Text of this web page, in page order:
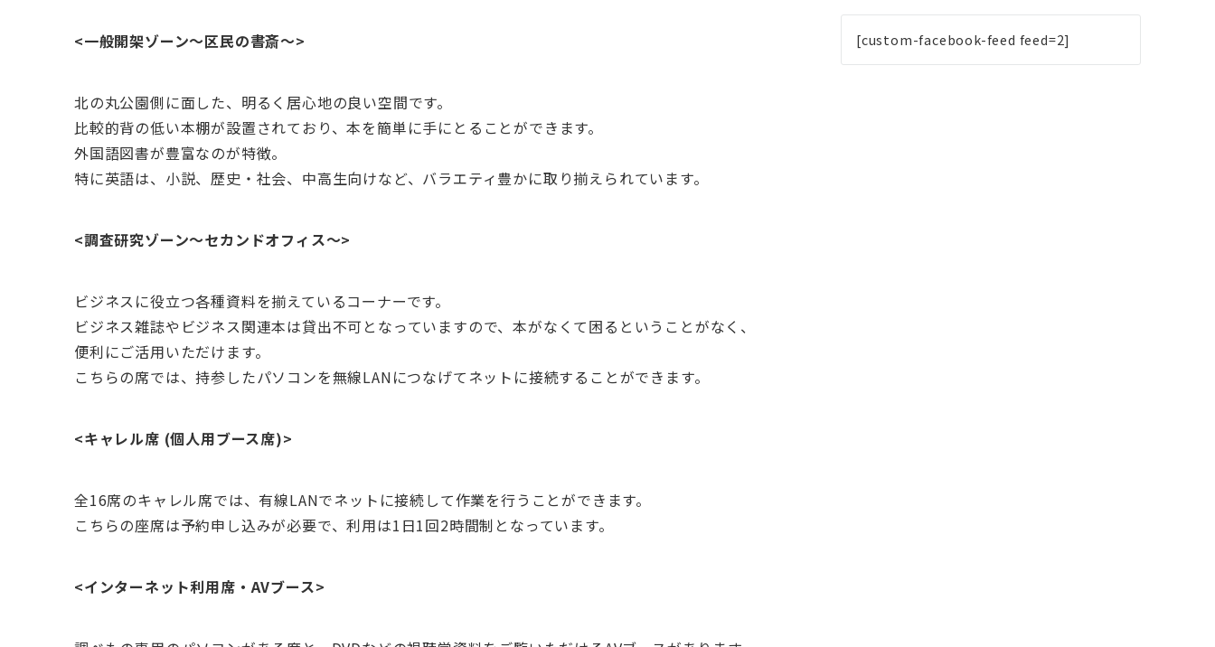
<一般開架ゾーン～区民の書斎～>
北の丸公園側に面した、明るく居心地の良い空間です。
比較的背の低い本棚が設置されており、本を簡単に手にとることができます。
外国語図書が豊富なのが特徴。
特に英語は、小説、歴史・社会、中高生向けなど、バラエティ豊かに取り揃えられています。
<調査研究ゾーン～セカンドオフィス～>
ビジネスに役立つ各種資料を揃えているコーナーです。
ビジネス雑誌やビジネス関連本は貸出不可となっていますので、本がなくて困るということがなく、
便利にご活用いただけます。
こちらの席では、持参したパソコンを無線LANにつなげてネットに接続することができます。
<キャレル席 (個人用ブース席)>
全16席のキャレル席では、有線LANでネットに接続して作業を行うことができます。
こちらの座席は予約申し込みが必要で、利用は1日1回2時間制となっています。
<インターネット利用席・AVブース>
[custom-facebook-feed feed=2]